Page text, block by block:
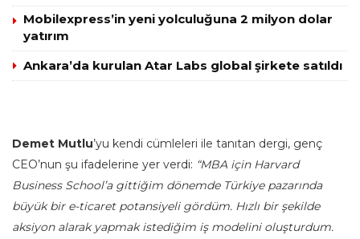
Mobilexpress’in yeni yolculuğuna 2 milyon dolar
yatırım
Ankara’da kurulan Atar Labs global şirkete satıldı
Demet Mutlu’yu kendi cümleleri ile tanıtan dergi, genç
CEO’nun şu ifadelerine yer verdi: “MBA için Harvard
Business School’a gittiğim dönemde Türkiye pazarında
büyük bir e-ticaret potansiyeli gördüm. Hızlı bir şekilde
aksiyon alarak yapmak istediğim iş modelini oluşturdum.